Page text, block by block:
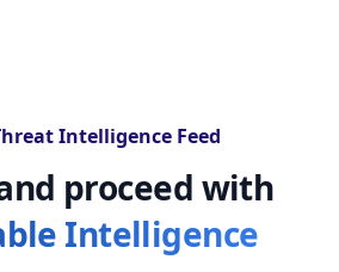
Intelligence Feed
proceed with
Intelligence